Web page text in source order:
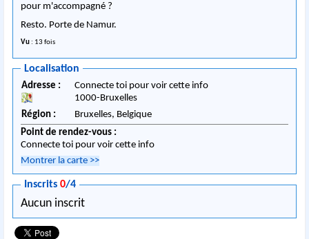
pour m'accompagné ?
Resto. Porte de Namur.
Vu : 13 fois
Localisation
Adresse :
Connecte toi pour voir cette info
1000-Bruxelles
Région :
Bruxelles, Belgique
Point de rendez-vous :
Connecte toi pour voir cette info
Montrer la carte >>
Inscrits0/4
Aucun inscrit